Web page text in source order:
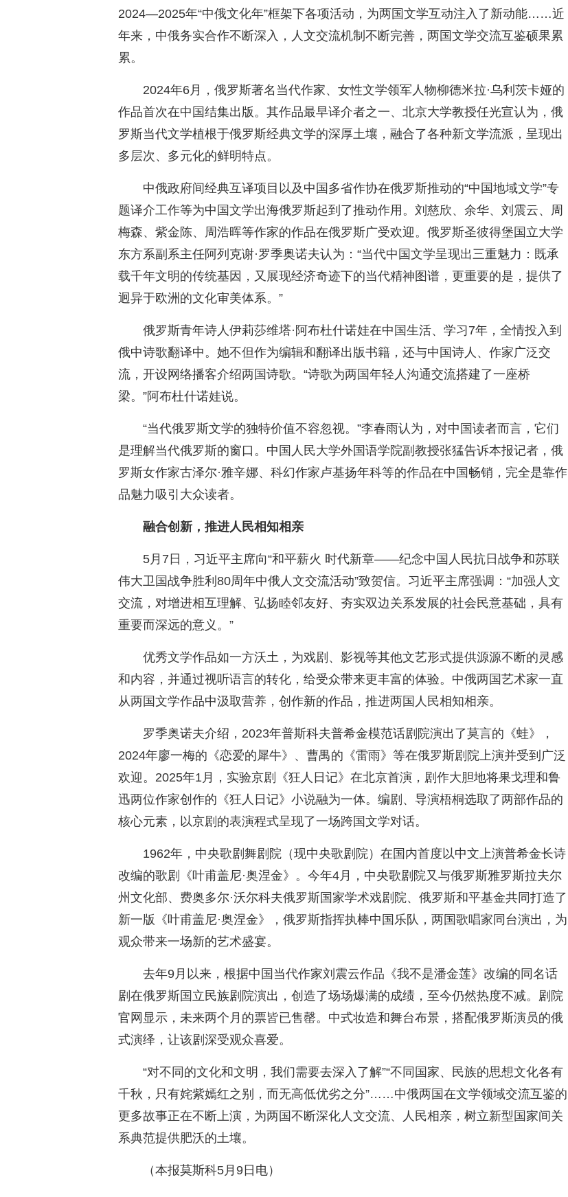
2024—2025年“中俄文化年”框架下各项活动，为两国文学互动注入了新动能……近
年来，中俄务实合作不断深入，人文交流机制不断完善，两国文学交流互鉴硕果累
累。
2024年6月，俄罗斯著名当代作家、女性文学领军人物柳德米拉·乌利茨卡娅的
作品首次在中国结集出版。其作品最早译介者之一、北京大学教授任光宣认为，俄
罗斯当代文学植根于俄罗斯经典文学的深厚土壤，融合了各种新文学流派，呈现出
多层次、多元化的鲜明特点。
中俄政府间经典互译项目以及中国多省作协在俄罗斯推动的“中国地域文学”专
题译介工作等为中国文学出海俄罗斯起到了推动作用。刘慈欣、余华、刘震云、周
梅森、紫金陈、周浩晖等作家的作品在俄罗斯广受欢迎。俄罗斯圣彼得堡国立大学
东方系副系主任阿列克谢·罗季奥诺夫认为：“当代中国文学呈现出三重魅力：既承
载千年文明的传统基因，又展现经济奇迹下的当代精神图谱，更重要的是，提供了
迥异于欧洲的文化审美体系。”
俄罗斯青年诗人伊莉莎维塔·阿布杜什诺娃在中国生活、学习7年，全情投入到
俄中诗歌翻译中。她不但作为编辑和翻译出版书籍，还与中国诗人、作家广泛交
流，开设网络播客介绍两国诗歌。“诗歌为两国年轻人沟通交流搭建了一座桥
梁。”阿布杜什诺娃说。
“当代俄罗斯文学的独特价值不容忽视。”李春雨认为，对中国读者而言，它们
是理解当代俄罗斯的窗口。中国人民大学外国语学院副教授张猛告诉本报记者，俄
罗斯女作家古泽尔·雅辛娜、科幻作家卢基扬年科等的作品在中国畅销，完全是靠作
品魅力吸引大众读者。
融合创新，推进人民相知相亲
5月7日，习近平主席向“和平薪火 时代新章——纪念中国人民抗日战争和苏联
伟大卫国战争胜利80周年中俄人文交流活动”致贺信。习近平主席强调：“加强人文
交流，对增进相互理解、弘扬睦邻友好、夯实双边关系发展的社会民意基础，具有
重要而深远的意义。”
优秀文学作品如一方沃土，为戏剧、影视等其他文艺形式提供源源不断的灵感
和内容，并通过视听语言的转化，给受众带来更丰富的体验。中俄两国艺术家一直
从两国文学作品中汲取营养，创作新的作品，推进两国人民相知相亲。
罗季奥诺夫介绍，2023年普斯科夫普希金模范话剧院演出了莫言的《蛙》，
2024年廖一梅的《恋爱的犀牛》、曹禺的《雷雨》等在俄罗斯剧院上演并受到广泛
欢迎。2025年1月，实验京剧《狂人日记》在北京首演，剧作大胆地将果戈理和鲁
迅两位作家创作的《狂人日记》小说融为一体。编剧、导演梧桐选取了两部作品的
核心元素，以京剧的表演程式呈现了一场跨国文学对话。
1962年，中央歌剧舞剧院（现中央歌剧院）在国内首度以中文上演普希金长诗
改编的歌剧《叶甫盖尼·奥涅金》。今年4月，中央歌剧院又与俄罗斯雅罗斯拉夫尔
州文化部、费奥多尔·沃尔科夫俄罗斯国家学术戏剧院、俄罗斯和平基金共同打造了
新一版《叶甫盖尼·奥涅金》，俄罗斯指挥执棒中国乐队，两国歌唱家同台演出，为
观众带来一场新的艺术盛宴。
去年9月以来，根据中国当代作家刘震云作品《我不是潘金莲》改编的同名话
剧在俄罗斯国立民族剧院演出，创造了场场爆满的成绩，至今仍然热度不减。剧院
官网显示，未来两个月的票皆已售罄。中式妆造和舞台布景，搭配俄罗斯演员的俄
式演绎，让该剧深受观众喜爱。
“对不同的文化和文明，我们需要去深入了解”“不同国家、民族的思想文化各有
千秋，只有姹紫嫣红之别，而无高低优劣之分”……中俄两国在文学领域交流互鉴的
更多故事正在不断上演，为两国不断深化人文交流、人民相亲，树立新型国家间关
系典范提供肥沃的土壤。
（本报莫斯科5月9日电）